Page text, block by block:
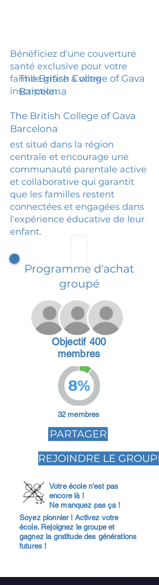
Bénéficiez d'une couverture
santé exclusive pour votre
famille grâce à votre
inscription.
The British College of Gava
Barcelona
The British College of Gava
Barcelona
est situé dans la région
centrale et encourage une
communauté parentale active
et collaborative qui garantit
que les familles restent
connectées et engagées dans
l'expérience éducative de leur
enfant.
Programme d'achat
groupé
Objectif 400
membres
8%
32 membres
PARTAGER
REJOINDRE LE GROUPE
Votre école n'est pas
encore là !
Ne manquez pas ça !
Soyez pionnier ! Activez votre
école. Rejoignez le groupe et
gagnez la gratitude des générations
futures !